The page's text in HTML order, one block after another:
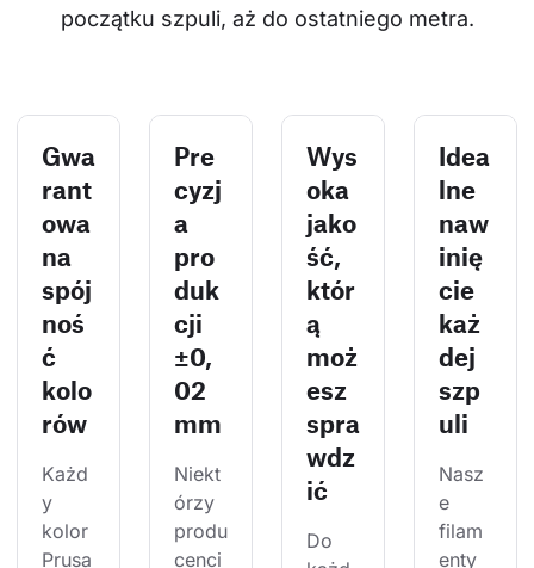
początku szpuli, aż do ostatniego metra.
Gwa
rant
owa
na
spój
noś
ć
kolo
rów
Każd
y
kolor
Prusa
Pre
cyzj
a
pro
duk
cji
±0,
02
mm
Niekt
órzy
produ
cenci
Wys
oka
jako
ść,
któr
ą
moż
esz
spra
wdz
ić
Do
Idea
lne
naw
inię
cie
każ
dej
szp
uli
Nasz
e
filam
enty